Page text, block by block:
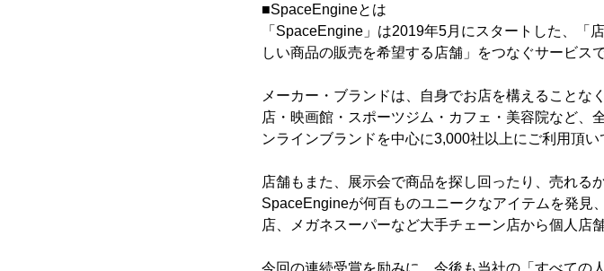
■SpaceEngineとは
「SpaceEngine」は2019年5月にスタートした、「
しい商品の販売を希望する店舗」をつなぐサービスで
メーカー・ブランドは、自身でお店を構えること
店・映画館・スポーツジム・カフェ・美容院など、
ンラインブランドを中心に3,000社以上にご利用頂い
店舗もまた、展示会で商品を探し回ったり、売れる
SpaceEngineが何百ものユニークなアイテムを発見
店、メガネスーパーなど大手チェーン店から個人店
今回の連続受賞を励みに、今後も当社の「すべての